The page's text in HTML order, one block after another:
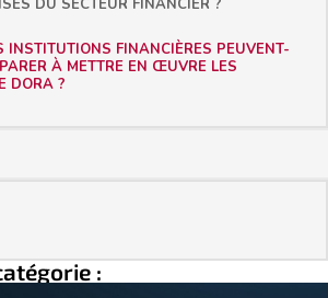
DU SECTEUR FINANCIER ?
INSTITUTIONS FINANCIÈRES PEUVENT-
À METTRE EN ŒUVRE LES
DORA ?
: